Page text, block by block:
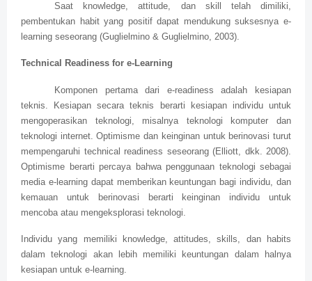
Saat knowledge, attitude, dan skill telah dimiliki,
pembentukan habit yang positif dapat mendukung suksesnya e-
learning seseorang (Guglielmino & Guglielmino, 2003).
Technical Readiness for e-Learning
Komponen pertama dari e-readiness adalah kesiapan
teknis. Kesiapan secara teknis berarti kesiapan individu untuk
mengoperasikan teknologi, misalnya teknologi komputer dan
teknologi internet. Optimisme dan keinginan untuk berinovasi turut
mempengaruhi technical readiness seseorang (Elliott, dkk. 2008).
Optimisme berarti percaya bahwa penggunaan teknologi sebagai
media e-learning dapat memberikan keuntungan bagi individu, dan
kemauan untuk berinovasi berarti keinginan individu untuk
mencoba atau mengeksplorasi teknologi.
Individu yang memiliki knowledge, attitudes, skills, dan habits
dalam teknologi akan lebih memiliki keuntungan dalam halnya
kesiapan untuk e-learning.